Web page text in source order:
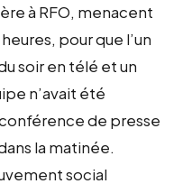
à RFO, menacent
pour que l’un
soir en télé et un
n’avait été
de presse
la matinée.
social